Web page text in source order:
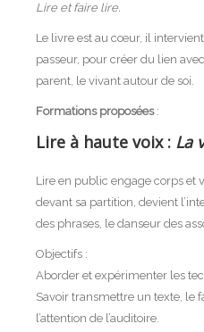
Lire et faire lire.
Le livre est au cœur, il
passeur, pour créer du lien avec
parent, le vivant autour de soi.
Formations proposées:
Lire à haute voix : La
Lire en public engage corps et
devant sa partition, devient
des phrases, le danseur des
Objectifs :
Aborder et expérimenter les
Savoir transmettre un texte, le
l’attention de l’auditoire.